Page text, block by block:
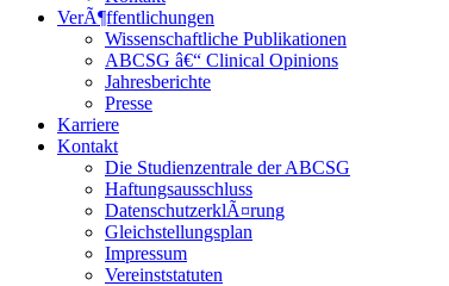
VerÃ¶ffentlichungen
Wissenschaftliche Publikationen
ABCSG â€“ Clinical Opinions
Jahresberichte
Presse
Karriere
Kontakt
Die Studienzentrale der ABCSG
Haftungsausschluss
DatenschutzerklÃ¤rung
Gleichstellungsplan
Impressum
Vereinststatuten